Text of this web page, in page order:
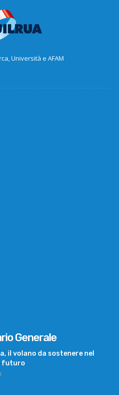
Università e AFAM
Generale
il volano da sostenere nel
futuro